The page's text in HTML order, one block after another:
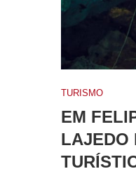
TURISMO
EM
LAJEDO